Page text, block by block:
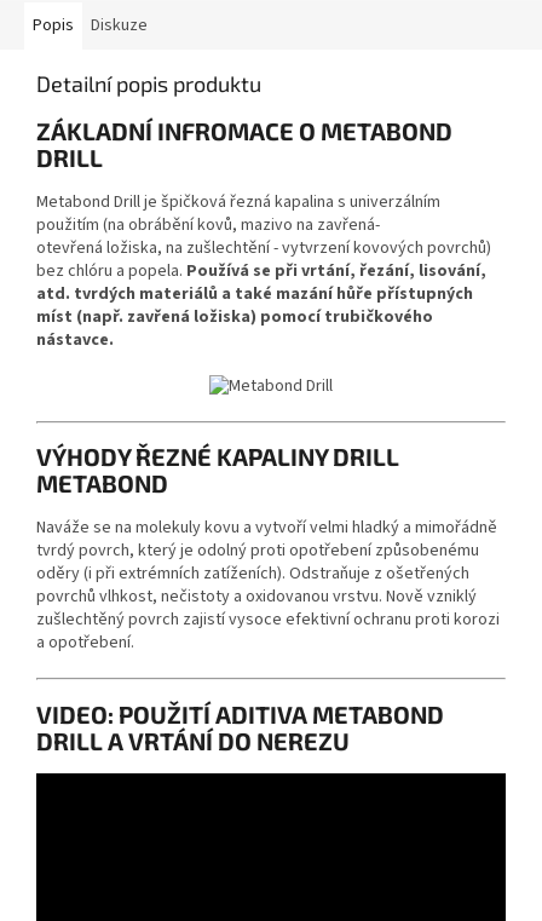
Popis Diskuze
Detailní popis produktu
ZÁKLADNÍ INFROMACE O METABOND
DRILL
Metabond Drill je špičková řezná kapalina s univerzálním
použitím (na obrábění kovů, mazivo na zavřená-
otevřená ložiska, na zušlechtění - vytvrzení kovových povrchů)
bez chlóru a popela. Používá se při vrtání, řezání, lisování,
atd. tvrdých materiálů a také mazání hůře přístupných
míst (např. zavřená ložiska) pomocí trubičkového
nástavce.
VÝHODY ŘEZNÉ KAPALINY DRILL
METABOND
Naváže se na molekuly kovu a vytvoří velmi hladký a mimořádně
tvrdý povrch, který je odolný proti opotřebení způsobenému
oděry (i při extrémních zatíženích). Odstraňuje z ošetřených
povrchů vlhkost, nečistoty a oxidovanou vrstvu. Nově vzniklý
zušlechtěný povrch zajistí vysoce efektivní ochranu proti korozi
a opotřebení.
VIDEO: POUŽITÍ ADITIVA METABOND
DRILL A VRTÁNÍ DO NEREZU